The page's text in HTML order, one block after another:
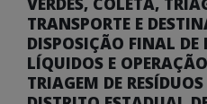
TRANSPORTE E
DISPOSIÇÃO FINAL DE
LÍQUIDOS E
TRIAGEM DE